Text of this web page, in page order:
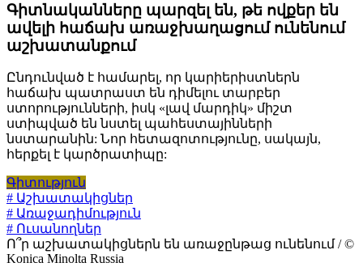
Գիտնականները պարզել են, թե ովքեր են
ավելի հաճախ առաջխաղացում ունենում
աշխատանքում
Ընդունված է համարել, որ կարիերիստներն
հաճախ պատրաստ են դիմելու տարբեր
ստորությունների, իսկ «լավ մարդիկ» միշտ
ստիպված են նստել պահեստայինների
նստարանին: Նոր հետազոտությունը, սակայն,
հերքել է կարծրատիպը:
Գիտություն
# Աշխատակիցներ
# Առաջադիմություն
# Ուսանողներ
Ո՞ր աշխատակիցներն են առաջընթաց ունենում / ©
Konica Minolta Russia